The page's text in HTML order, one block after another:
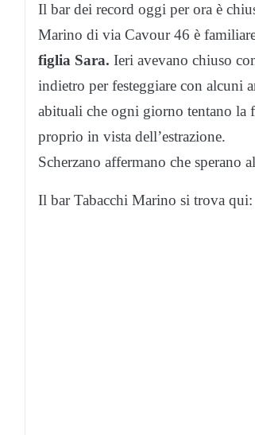
Il bar dei record oggi per ora è
Marino di via Cavour 46 è
figlia Sara. Ieri avevano chiuso
indietro per festeggiare con alcuni
abituali che ogni giorno tentano la
proprio in vista dell’estrazione.
Scherzano affermano che
Il bar Tabacchi Marino si trova qui: